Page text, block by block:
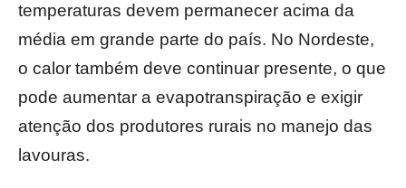
temperaturas devem permanecer acima da
média em grande parte do país. No Nordeste,
o calor também deve continuar presente, o que
pode aumentar a evapotranspiração e exigir
atenção dos produtores rurais no manejo das
lavouras.